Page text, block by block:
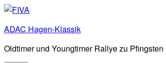
Zum
springen
ADAC Hagen-Klassik
Oldtimer und Youngtimer Rallye zu Pfingsten